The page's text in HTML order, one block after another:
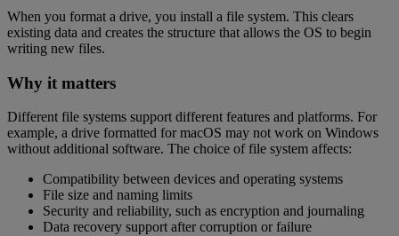
When you format a drive, you install a file system. This clears
existing data and creates the structure that allows the OS to begin
writing new files.
Why it matters
Different file systems support different features and platforms. For
example, a drive formatted for macOS may not work on Windows
without additional software. The choice of file system affects:
Compatibility between devices and operating systems
File size and naming limits
Security and reliability, such as encryption and journaling
Data recovery support after corruption or failure